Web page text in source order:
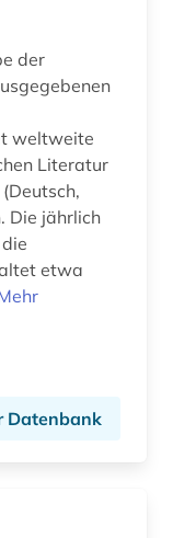
buchgeschichte &amp;lt;fach&amp;gt; (1)
der
weltweite
Literatur
Die jährlich
etwa
Datenbank